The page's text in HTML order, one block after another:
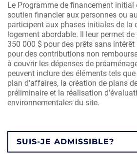
Le Programme de financement initial
soutien financier aux personnes ou
participent aux phases initiales de la
logement abordable. Il leur permet de
350 000 $ pour des prêts sans intérêt
pour des contributions non
à couvrir les dépenses de
peuvent inclure des éléments tels
plan d'affaires, la création de plans
préliminaire et la réalisation
environnementales du site.
SUIS-JE ADMISSIBLE?